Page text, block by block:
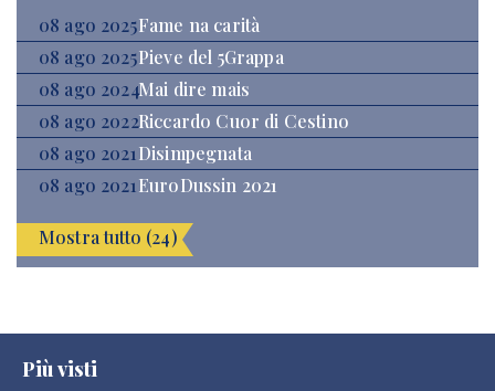
08 ago 2025Fame na carità
08 ago 2025Pieve del 5Grappa
08 ago 2024Mai dire mais
08 ago 2022Riccardo Cuor di Cestino
08 ago 2021Disimpegnata
08 ago 2021EuroDussin 2021
Mostra tutto (24)
Più visti